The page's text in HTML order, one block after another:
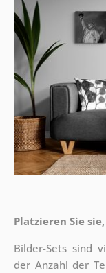
Platzieren Sie
Bilder-Sets sind
der Anzahl der